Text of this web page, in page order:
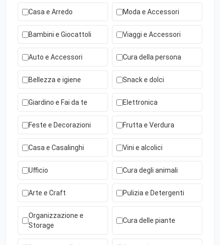
Casa e Arredo Moda e Accessori
Bambini e Giocattoli Viaggi e Accessori
Auto e Accessori Cura della persona
Bellezza e igiene Snack e dolci
Giardino e Fai da te Elettronica
Feste e Decorazioni Frutta e Verdura
Casa e Casalinghi Vini e alcolici
Ufficio Cura degli animali
Arte e Craft Pulizia e Detergenti
Organizzazione e
Storage
Cura delle piante